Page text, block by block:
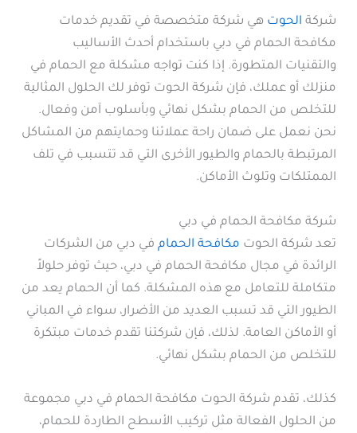
شركة الحوت هي شركة متخصصة في تقديم خدمات
مكافحة الحمام في دبي باستخدام أحدث الأساليب
والتقنيات المتطورة. إذا كنت تواجه مشكلة مع الحمام في
منزلك أو عملك، فإن شركة الحوت توفر لك الحلول المثالية
للتخلص من الحمام بشكل نهائي وبأسلوب آمن وفعال.
نحن نعمل على ضمان راحة عملائنا وحمايتهم من المشاكل
المرتبطة بالحمام والطيور الأخرى التي قد تتسبب في تلف
الممتلكات وتلوث الأماكن.
شركة مكافحة الحمام في دبي
تعد شركة الحوت مكافحة الحمام في دبي من الشركات
الرائدة في مجال مكافحة الحمام في دبي، حيث توفر حلولاً
متكاملة للتعامل مع هذه المشكلة. كما أن الحمام يعد من
الطيور التي قد تسبب العديد من الأضرار، سواء في المباني
أو الأماكن العامة. لذلك، فإن شركتنا تقدم خدمات مبتكرة
للتخلص من الحمام بشكل نهائي.
كذلك، تقدم شركة الحوت مكافحة الحمام في دبي مجموعة
من الحلول الفعالة مثل تركيب الأسطح الطاردة للحمام،